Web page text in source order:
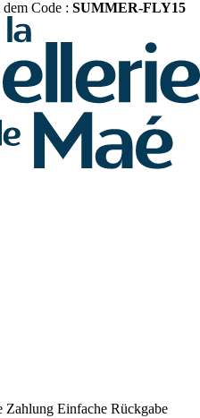
Code : SUMMER-FLY15
Zahlung Einfache Rückgabe